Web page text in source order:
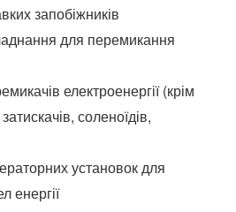
запобіжників
для перемикання
електроенергії (крім
соленоїдів,
установок для
енергії